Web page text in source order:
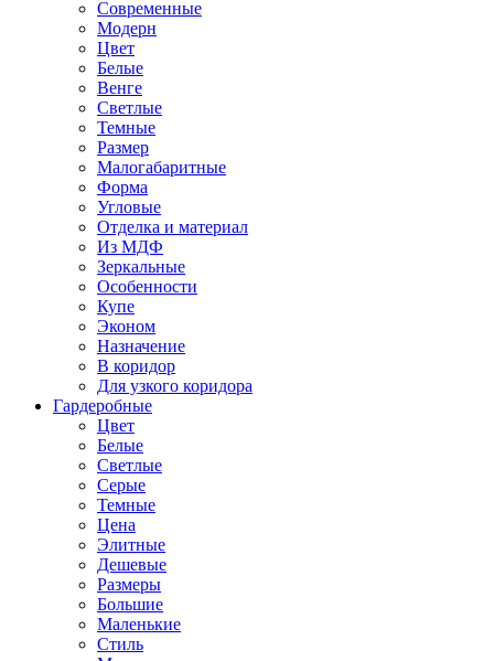
Современные
Модерн
Цвет
Белые
Венге
Светлые
Темные
Размер
Малогабаритные
Форма
Угловые
Отделка и материал
Из МДФ
Зеркальные
Особенности
Купе
Эконом
Назначение
В коридор
Для узкого коридора
Гардеробные
Цвет
Белые
Светлые
Серые
Темные
Цена
Элитные
Дешевые
Размеры
Большие
Маленькие
Стиль